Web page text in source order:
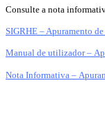
Consulte a nota
SIGRHE – Apuramento de
Manual de utilizador –
Nota Informativa –